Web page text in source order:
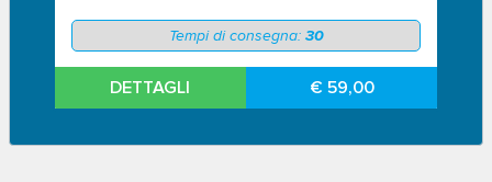
Tempi di consegna: 30
DETTAGLI € 59,00